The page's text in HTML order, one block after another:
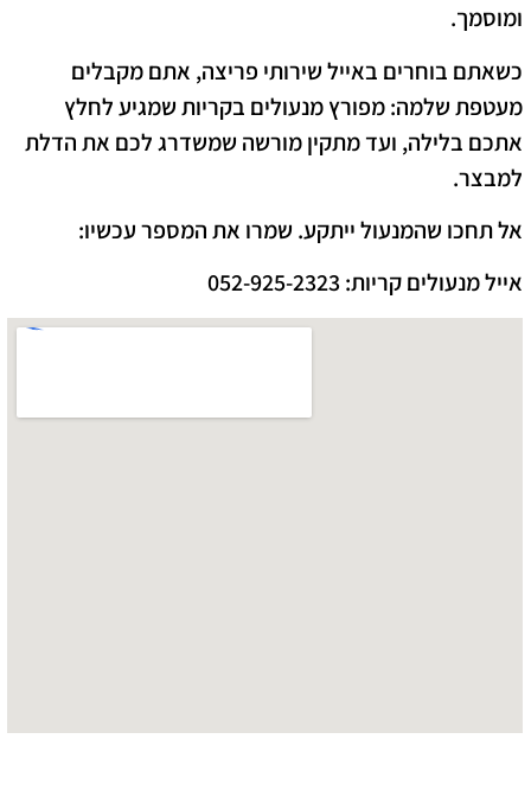
ומוסמך.
כשאתם בוחרים באייל שירותי פריצה, אתם מקבלים
מעטפת שלמה: מפורץ מנעולים בקריותשמגיע לחלץ
אתכם בלילה, ועד מתקין מורשה שמשדרג לכם את הדלת
למבצר.
אל תחכו שהמנעול ייתקע. שמרו את המספר עכשיו:
אייל מנעולים קריות: 052-925-2323